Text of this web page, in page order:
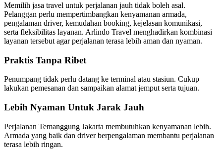
Memilih jasa travel untuk perjalanan jauh tidak boleh asal.
Pelanggan perlu mempertimbangkan kenyamanan armada,
pengalaman driver, kemudahan booking, kejelasan komunikasi,
serta fleksibilitas layanan. Arlindo Travel menghadirkan kombinasi
layanan tersebut agar perjalanan terasa lebih aman dan nyaman.
Praktis Tanpa Ribet
Penumpang tidak perlu datang ke terminal atau stasiun. Cukup
lakukan pemesanan dan sampaikan alamat jemput serta tujuan.
Lebih Nyaman Untuk Jarak Jauh
Perjalanan Temanggung Jakarta membutuhkan kenyamanan lebih.
Armada yang baik dan driver berpengalaman membantu perjalanan
terasa lebih ringan.